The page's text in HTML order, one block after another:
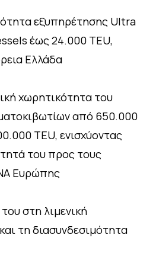
εξυπηρέτησης Ultra
έως 24.000 TEU,
Ελλάδα
χωρητικότητα του
από 650.000
TEU, ενισχύοντας
του προς τους
Ευρώπης
στη λιμενική
τη διασυνδεσιμότητα